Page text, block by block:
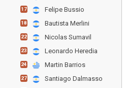
17 Felipe Bussio
18 Bautista Merlini
22 Nicolas Sumavil
23 Leonardo Heredia
24 Martin Barrios
27 Santiago Dalmasso